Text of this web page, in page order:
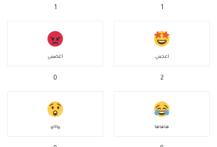
1
1
أعجبني
2
أغضبني
0
هاهاها واااو